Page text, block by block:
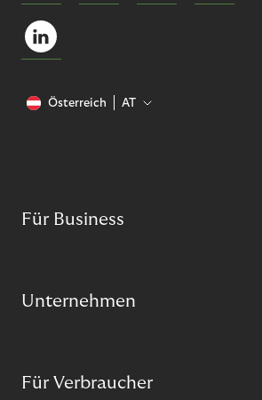
Österreich AT
Für Business
Unternehmen
Für Verbraucher